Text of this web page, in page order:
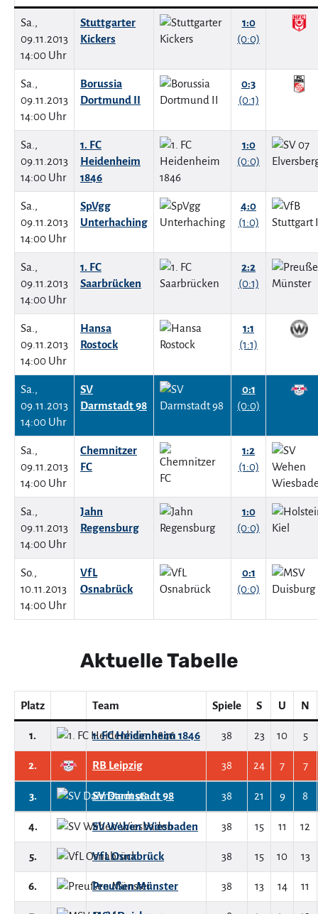
Sa.,
09.11.2013
14:00 Uhr
Stuttgarter
Kickers
1:0
(0:0)
Sa.,
09.11.2013
14:00 Uhr
Borussia
Dortmund II
0:3
(0:1)
Sa.,
09.11.2013
14:00 Uhr
1. FC
Heidenheim
1846
1:0
(0:0)
Sa.,
09.11.2013
14:00 Uhr
SpVgg
Unterhaching
4:0
(1:0)
Sa.,
09.11.2013
14:00 Uhr
1. FC
Saarbrücken
2:2
(0:1)
Sa.,
09.11.2013
14:00 Uhr
Hansa
Rostock
1:1
(1:1)
Sa.,
09.11.2013
14:00 Uhr
SV
Darmstadt 98
0:1
(0:0)
Sa.,
09.11.2013
14:00 Uhr
Chemnitzer
FC
1:2
(1:0)
Sa.,
09.11.2013
14:00 Uhr
Jahn
Regensburg
1:0
(0:0)
So.,
10.11.2013
14:00 Uhr
VfL
Osnabrück
0:1
(0:0)
Aktuelle Tabelle
Platz Team Spiele S U N
1. 1. FC Heidenheim 1846 38 23 10 5
2. RB Leipzig 38 24 7 7
3. SV Darmstadt 98 38 21 9 8
4. SV Wehen Wiesbaden 38 15 11 12
5. VfL Osnabrück 38 15 10 13
6. Preußen Münster 38 13 14 11